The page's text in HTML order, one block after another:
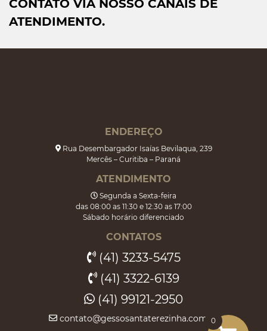
CONTATO VIA NOSSO CANAIS DE
ATENDIMENTO.
ENDEREÇO
Rua Desembargador Isaías Bevilaqua, 239
Mercês – Curitiba – Paraná
ATENDIMENTO
Segunda a Sexta-feira
das 08:00 as 11:30 e 12:30 as 17:00
Sábado horário diferenciado
CONTATOS
(41) 3233-5475
(41) 3322-6139
(41) 99121-2950
contato@gessosantaterezinha.com.br
0